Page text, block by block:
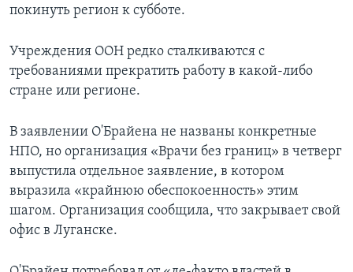
покинуть регион к субботе.
Учреждения ООН редко сталкиваются с
требованиями прекратить работу в какой-либо
стране или регионе.
В заявлении О'Брайена не названы конкретные
НПО, но организация «Врачи без границ» в четверг
выпустила отдельное заявление, в котором
выразила «крайнюю обеспокоенность» этим
шагом. Организация сообщила, что закрывает свой
офис в Луганске.